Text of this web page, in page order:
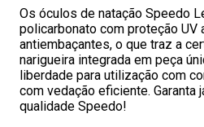
Os óculos de natação Speedo
policarbonato com proteção UV
antiembaçantes, o que traz a
narigueira integrada em peça
liberdade para utilização com
com vedação eficiente. Garanta
qualidade Speedo!